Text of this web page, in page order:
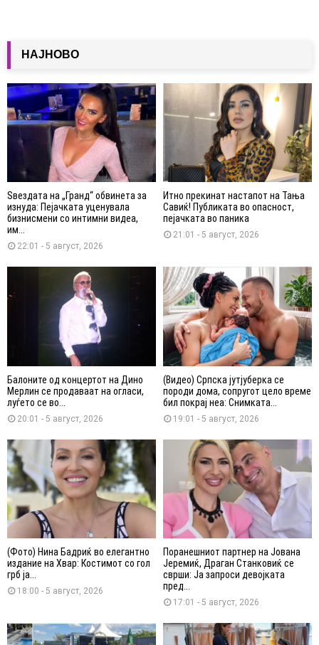
НАЈНОВО
Ѕвездата на „Гранд“ обвинета за
изнуда: Пејачката уценувала
бизнисмени со интимни видеа,
им...
22:01 - 5 август, 2026
Итно прекинат настапот на Тања
Савиќ! Публиката во опасност,
пејачката во паника
21:01 - 5 август, 2026
Балоните од концертот на Дино
Мерлин се продаваат на огласи,
луѓето се во...
20:01 - 5 август, 2026
(Видео) Српска јутјуберка се
породи дома, сопругот цело време
бил покрај неа: Снимката...
19:01 - 5 август, 2026
(Фото) Нина Бадриќ во елегантно
издание на Хвар: Костимот со гол
грб ја...
18:00 - 5 август, 2026
Поранешниот партнер на Јована
Јеремиќ, Драган Станковиќ се
сврши: Ја запроси девојката
пред...
17:01 - 5 август, 2026